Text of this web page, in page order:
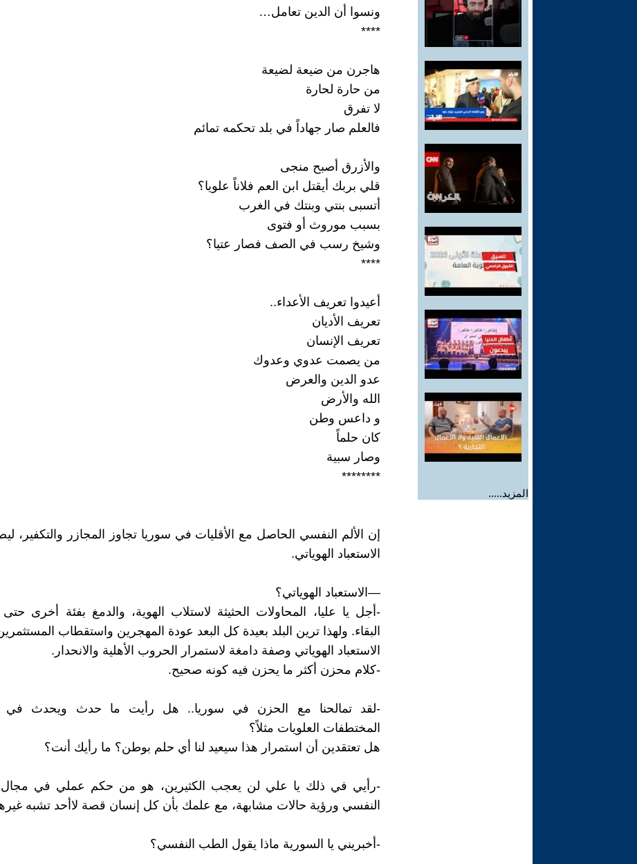
المزيد.....
ونسوا أن الدين تعامل…
****
هاجرن من ضيعة لضيعة
من حارة لحارة
لا تفرق
فالعلم صار جهاداً في بلد تحكمه تمائم
والأزرق أصبح منجى
قلي بربك أيقتل ابن العم فلاناً علويا؟
أتسبى بنتي وبنتك في الغرب
بسبب موروث أو فتوى
وشيخ رسب في الصف فصار عتيا؟
****
أعيدوا تعريف الأعداء..
تعريف الأديان
تعريف الإنسان
من يصمت عدوي وعدوك
عدو الدين والعرض
الله والأرض
و داعس وطن
كان حلماً
وصار سبية
********
إن الألم النفسي الحاصل مع الأقليات في سوريا تجاوز المجازر والتكفير،
الاستعباد الهوياتي.
—الاستعباد الهوياتي؟
-أجل يا عليا، المحاولات الحثيثة لاستلاب الهوية، والدمغ بفئة أخرى
البقاء. ولهذا ترين البلد بعيدة كل البعد عودة المهجرين واستقطاب
الاستعباد الهوياتي وصفة دامغة لاستمرار الحروب الأهلية والانحدار.
-كلام محزن أكثر ما يحزن فيه كونه صحيح.
-لقد تمالحنا مع الحزن في سوريا.. هل رأيت ما حدث ويحدث
المختطفات العلويات مثلاً؟
هل تعتقدين أن استمرار هذا سيعيد لنا أي حلم بوطن؟ ما رأيك أنت؟
-رأيي في ذلك يا علي لن يعجب الكثيرين، هو من حكم عملي في
النفسي ورؤية حالات مشابهة، مع علمك بأن كل إنسان قصة لاأحد تشبه
-أخبريني يا السورية ماذا يقول الطب النفسي؟